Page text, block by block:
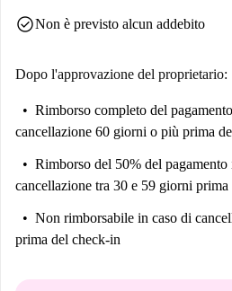
check_circleNon è previsto alcun addebito
Dopo l'approvazione del proprietario:
Rimborso completo del
cancellazione 60 giorni o più prima
Rimborso del 50% del pagamento
cancellazione tra 30 e 59 giorni
Non rimborsabile in caso di
prima del check-in